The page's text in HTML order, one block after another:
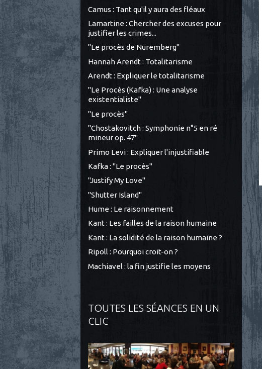
Camus : Tant qu'il y aura des fléaux
Lamartine : Chercher des excuses pour
justifier les crimes...
"Le procès de Nuremberg"
Hannah Arendt : Totalitarisme
Arendt : Expliquer le totalitarisme
"Le Procès (Kafka) : Une analyse
existentialiste"
"Le procès"
"Chostakovitch : Symphonie n°5 en ré
mineur op. 47"
Primo Levi : Expliquer l'injustifiable
Kafka : "Le procès"
"Justify My Love"
"Shutter Island"
Hume : Le raisonnement
Kant : Les failles de la raison humaine
Kant : La solidité de la raison humaine ?
Ripoll : Pourquoi croit-on ?
Machiavel : la fin justifie les moyens
TOUTES LES SÉANCES EN UN
CLIC